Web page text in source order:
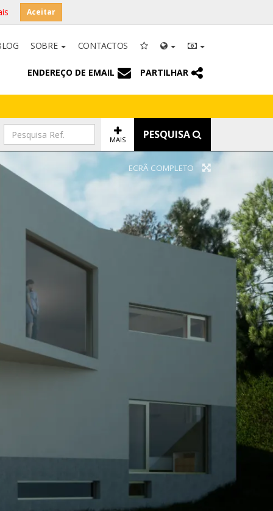
Aceitar
SOBRE CONTACTOS
ENDEREÇO DE EMAIL PARTILHAR
MAIS PESQUISA
ECRÃ COMPLETO